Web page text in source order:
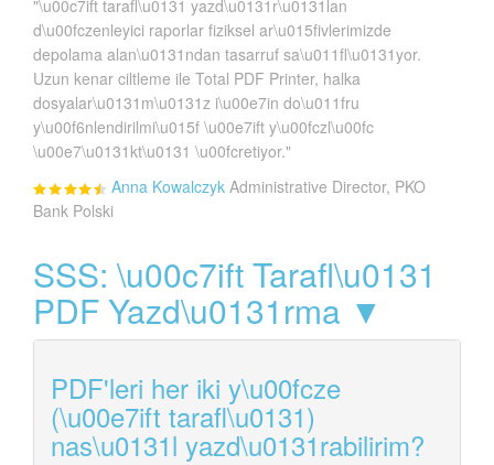
"\u00c7ift tarafl\u0131 yazd\u0131r\u0131lan
d\u00fczenleyici raporlar fiziksel ar\u015fivlerimizde
depolama alan\u0131ndan tasarruf sa\u011fl\u0131yor.
Uzun kenar ciltleme ile Total PDF Printer, halka
dosyalar\u0131m\u0131z i\u00e7in do\u011fru
y\u00f6nlendirilmi\u015f \u00e7ift y\u00fczl\u00fc
\u00e7\u0131kt\u0131 \u00fcretiyor."
Anna Kowalczyk Administrative Director, PKO
Bank Polski
SSS: \u00c7ift Tarafl\u0131
PDF Yazd\u0131rma ▼
PDF'leri her iki y\u00fcze
(\u00e7ift tarafl\u0131)
nas\u0131l yazd\u0131rabilirim?